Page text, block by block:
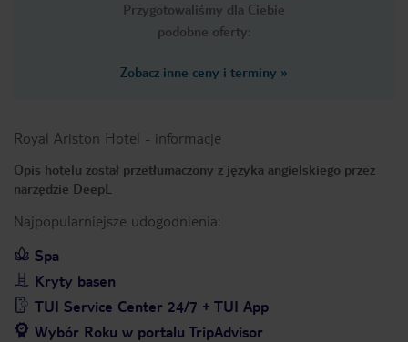
Przygotowaliśmy dla Ciebie
podobne oferty:
Zobacz inne ceny i terminy »
Royal Ariston Hotel - informacje
Opis hotelu został przetłumaczony z języka angielskiego przez
narzędzie DeepL
Najpopularniejsze udogodnienia:
Spa
Kryty basen
TUI Service Center 24/7 + TUI App
Wybór Roku w portalu TripAdvisor